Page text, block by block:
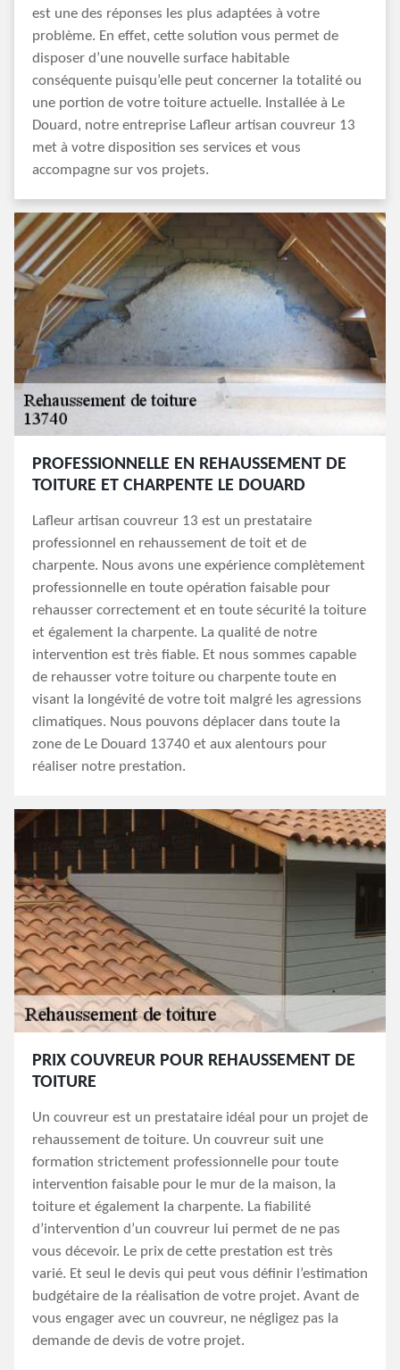
est une des réponses les plus adaptées à votre
problème. En effet, cette solution vous permet de
disposer d’une nouvelle surface habitable
conséquente puisqu’elle peut concerner la totalité ou
une portion de votre toiture actuelle. Installée à Le
Douard, notre entreprise Lafleur artisan couvreur 13
met à votre disposition ses services et vous
accompagne sur vos projets.
PROFESSIONNELLE EN REHAUSSEMENT DE
TOITURE ET CHARPENTE LE DOUARD
Lafleur artisan couvreur 13 est un prestataire
professionnel en rehaussement de toit et de
charpente. Nous avons une expérience complètement
professionnelle en toute opération faisable pour
rehausser correctement et en toute sécurité la toiture
et également la charpente. La qualité de notre
intervention est très fiable. Et nous sommes capable
de rehausser votre toiture ou charpente toute en
visant la longévité de votre toit malgré les agressions
climatiques. Nous pouvons déplacer dans toute la
zone de Le Douard 13740 et aux alentours pour
réaliser notre prestation.
PRIX COUVREUR POUR REHAUSSEMENT DE
TOITURE
Un couvreur est un prestataire idéal pour un projet de
rehaussement de toiture. Un couvreur suit une
formation strictement professionnelle pour toute
intervention faisable pour le mur de la maison, la
toiture et également la charpente. La fiabilité
d’intervention d’un couvreur lui permet de ne pas
vous décevoir. Le prix de cette prestation est très
varié. Et seul le devis qui peut vous définir l’estimation
budgétaire de la réalisation de votre projet. Avant de
vous engager avec un couvreur, ne négligez pas la
demande de devis de votre projet.